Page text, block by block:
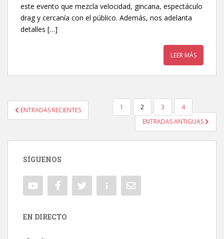
este evento que mezcla velocidad, gincana, espectáculo
drag y cercanía con el público. Además, nos adelanta
detalles […]
LEER MÁS
NAVEGACIÓN DE ENTRADAS
ENTRADAS RECIENTES 1 2 3
4
ENTRADAS ANTIGUAS
SÍGUENOS
EN DIRECTO